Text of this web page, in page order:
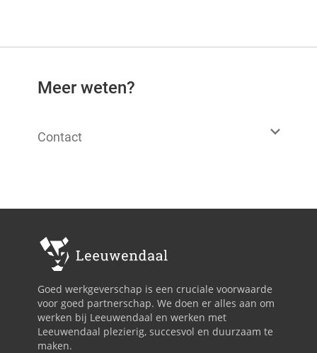
Meer weten?
Contact
Goed werkgeverschap is een cruciale voorwaarde
voor goed partnerschap. We doen er alles aan om
werken bij Leeuwendaal en werken met
Leeuwendaal plezierig, succesvol en duurzaam te
maken.